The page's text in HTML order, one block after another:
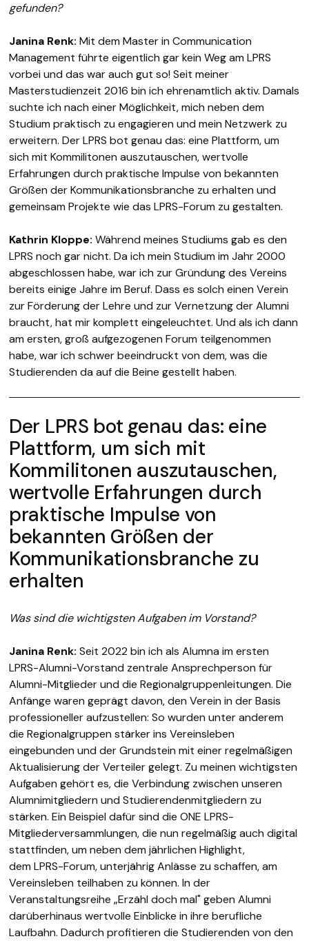
gefunden?
Janina Renk: Mit dem Master in Communication
Management führte eigentlich gar kein Weg am LPRS
vorbei und das war auch gut so! Seit meiner
Masterstudienzeit 2016 bin ich ehrenamtlich aktiv. Damals
suchte ich nach einer Möglichkeit, mich neben dem
Studium praktisch zu engagieren und mein Netzwerk zu
erweitern. Der LPRS bot genau das: eine Plattform, um
sich mit Kommilitonen auszutauschen, wertvolle
Erfahrungen durch praktische Impulse von bekannten
Größen der Kommunikationsbranche zu erhalten und
gemeinsam Projekte wie das LPRS-Forum zu gestalten.
Kathrin Kloppe: Während meines Studiums gab es den
LPRS noch gar nicht. Da ich mein Studium im Jahr 2000
abgeschlossen habe, war ich zur Gründung des Vereins
bereits einige Jahre im Beruf. Dass es solch einen Verein
zur Förderung der Lehre und zur Vernetzung der Alumni
braucht, hat mir komplett eingeleuchtet. Und als ich dann
am ersten, groß aufgezogenen Forum teilgenommen
habe, war ich schwer beeindruckt von dem, was die
Studierenden da auf die Beine gestellt haben.
Der LPRS bot genau das: eine
Plattform, um sich mit
Kommilitonen auszutauschen,
wertvolle Erfahrungen durch
praktische Impulse von
bekannten Größen der
Kommunikationsbranche zu
erhalten
Was sind die wichtigsten Aufgaben im Vorstand?
Janina Renk: Seit 2022 bin ich als Alumna im ersten
LPRS-Alumni-Vorstand zentrale Ansprechperson für
Alumni-Mitglieder und die Regionalgruppenleitungen. Die
Anfänge waren geprägt davon, den Verein in der Basis
professioneller aufzustellen: So wurden unter anderem
die Regionalgruppen stärker ins Vereinsleben
eingebunden und der Grundstein mit einer regelmäßigen
Aktualisierung der Verteiler gelegt. Zu meinen wichtigsten
Aufgaben gehört es, die Verbindung zwischen unseren
Alumnimitgliedern und Studierendenmitgliedern zu
stärken. Ein Beispiel dafür sind die ONE LPRS-
Mitgliederversammlungen, die nun regelmäßig auch digital
stattfinden, um neben dem jährlichen Highlight,
dem LPRS-Forum, unterjährig Anlässe zu schaffen, am
Vereinsleben teilhaben zu können. In der
Veranstaltungsreihe „Erzähl doch mal" geben Alumni
darüberhinaus wertvolle Einblicke in ihre berufliche
Laufbahn. Dadurch profitieren die Studierenden von den